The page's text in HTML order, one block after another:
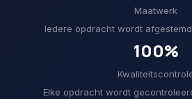
Maatwerk
Iedere opdracht wordt
100%
Elke opdracht wordt